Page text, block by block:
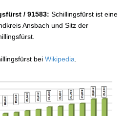
/ 91583: Schillingsfürst ist eine
Ansbach und Sitz der
bei Wikipedia